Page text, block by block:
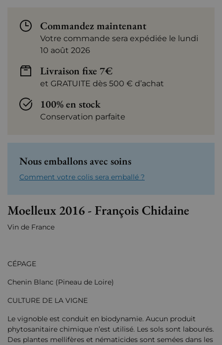
Commandez maintenant
Votre commande sera expédiée le lundi
10 août 2026
Livraison fixe 7€
et GRATUITE dès 500 € d’achat
100% en stock
Conservation parfaite
Nous emballons avec soins
Comment votre colis sera emballé ?
Moelleux 2016 - François Chidaine
Vin de France
CÉPAGE
Chenin Blanc (Pineau de Loire)
CULTURE DE LA VIGNE
Le vignoble est conduit en biodynamie. Aucun produit
phytosanitaire chimique n’est utilisé. Les sols sont labourés.
Des plantes mellifères et nématicides sont semées dans les